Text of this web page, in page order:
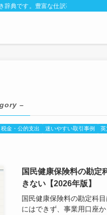
辞典です。豊富な仕訳事例と判
–
税金・公的支出 迷いやすい取引事例 英
国民健康保険料の勘定
きない【2026年版】
国民健康保険料の勘定科
にはできず、事業用口座